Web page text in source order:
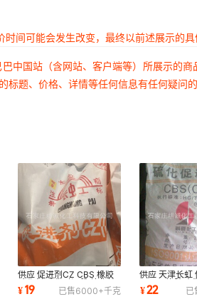
间可能会发生改变，最终以前述展示的具
中国站（含网站、客户端等）所展示的
题、价格、详情等任何信息有任何疑
供应 促进剂CZ CBS 橡胶
硫化剂 硫化时间段 抗焦性
强
¥19 已售6000+千克
供应 天津长虹
(DPG) 橡胶硫
应 产品稳定
¥22 已